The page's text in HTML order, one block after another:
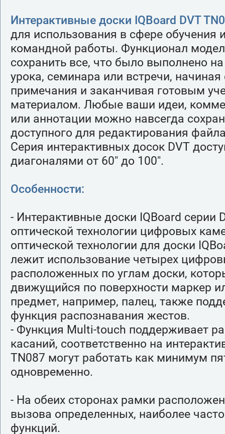
Интерактивные доски IQBoard DVT
для использования в сфере обучения
командной работы. Функционал
сохранить все, что было выполнено
урока, семинара или встречи, начиная
примечания и заканчивая готовым
материалом. Любые ваши идеи,
или аннотации можно навсегда
доступного для редактирования
Серия интерактивных досок DVT
диагоналями от 60" до 100".
Особенности:
- Интерактивные доски IQBoard серии
оптической технологии цифровых
оптической технологии для доски
лежит использование четырех
расположенных по углам доски,
движущийся по поверхности маркер
предмет, например, палец, также
функция распознавания жестов.
- Функция Multi-touch поддерживает
касаний, соответственно на
TN087 могут работать как минимум
одновременно.
- На обеих сторонах рамки
вызова определенных, наиболее
функций.